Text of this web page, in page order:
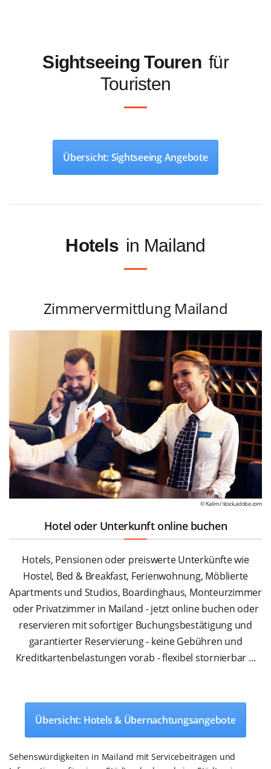
Sightseeing Touren für
Touristen
Übersicht: Sightseeing Angebote
Hotels in Mailand
Zimmervermittlung Mailand
© Kalim /stock.adobe.com
Hotel oder Unterkunft online buchen
Hotels, Pensionen oder preiswerte Unterkünfte wie
Hostel, Bed & Breakfast, Ferienwohnung, Möblierte
Apartments und Studios, Boardinghaus, Monteurzimmer
oder Privatzimmer in Mailand - jetzt online buchen oder
reservieren mit sofortiger Buchungsbestätigung und
garantierter Reservierung - keine Gebühren und
Kreditkartenbelastungen vorab - flexibel stornierbar ...
Übersicht: Hotels & Übernachtungsangebote
Sehenswürdigkeiten in Mailand mit Servicebeiträgen und